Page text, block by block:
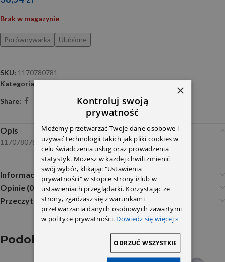
Brak w magazynie
Porównywarka Ulubione
SKU: 1170780781
Kategoria:
Share:
Opis
1170780781
Informacje dodatkowe
Opinie (0)
Przeczytaj Przed Zakupem
Podobne produkty
×
Kontroluj swoją
prywatność
Możemy przetwarzać Twoje dane osobowe i
używać technologii takich jak pliki cookies w
celu świadczenia usług oraz prowadzenia
statystyk. Możesz w każdej chwili zmienić
swój wybór, klikając "Ustawienia
prywatności" w stopce strony i/lub w
ustawieniach przeglądarki. Korzystając ze
strony, zgadzasz się z warunkami
przetwarzania danych osobowych zawartymi
w polityce prywatności. Dowiedz się więcej »
ODRZUĆ WSZYSTKIE